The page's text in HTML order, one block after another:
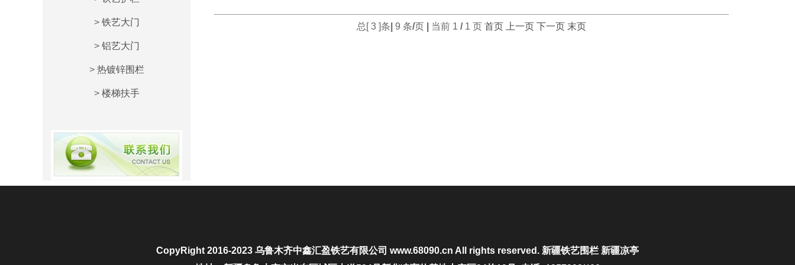
> 铁艺大门
> 铝艺大门
> 热镀锌围栏
> 楼梯扶手
总[3 ]条 9 条/页 当前 1 /1 页 首页 上一页 下一页 末页
CopyRight 2016-2023 乌鲁木齐中鑫汇盈铁艺有限公司 www.68090.cn All rights reserved. 新疆铁艺围栏 新疆凉亭